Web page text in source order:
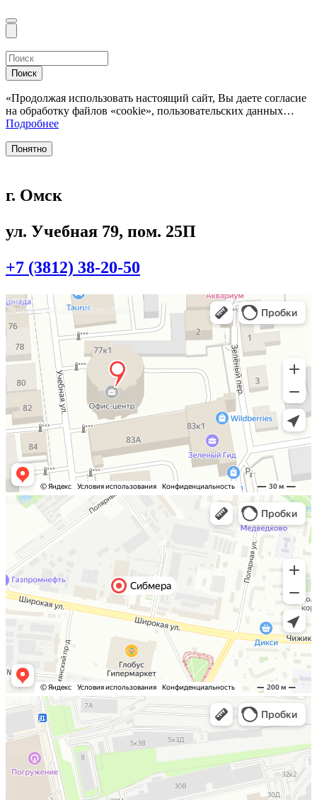
Поиск
«Продолжая использовать настоящий сайт, Вы даете согласие
на обработку файлов «cookie», пользовательских данных…
Подробнее
Понятно
г. Омск
ул. Учебная 79, пом. 25П
+7 (3812) 38-20-50
Омск
Учебная улица, 86 — Яндекс.Карты
Москва
Санкт-Петербург